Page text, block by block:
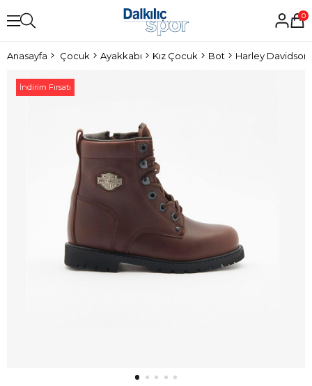
0
Anasayfa Çocuk Ayakkabı Kız Çocuk Bot Harley Davidson
İndirim Fırsatı